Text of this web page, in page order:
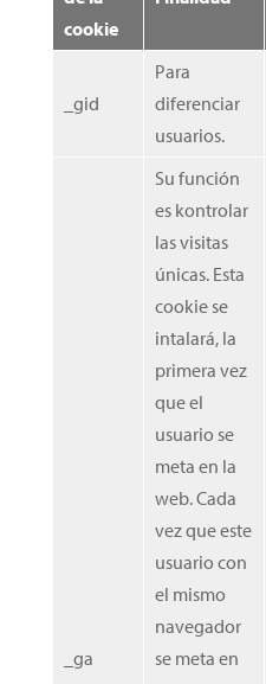
cookie
_gid
Para
diferenciar
usuarios.
_ga
Su función
es kontrolar
las visitas
únicas. Esta
cookie se
intalará, la
primera vez
que el
usuario se
meta en la
web. Cada
vez que este
usuario con
el mismo
navegador
se meta en